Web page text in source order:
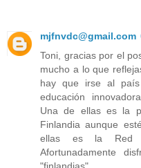
mjfnvdc@gmail.com
Toni, gracias por el
mucho a lo que
hay que irse al
educación
Una de ellas es la
Finlandia aunque
ellas es la Red y
Afortunadamente